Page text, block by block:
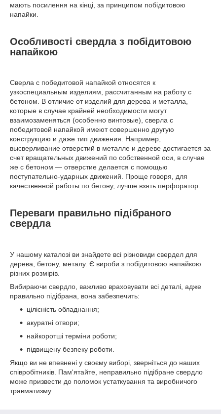
мають посилення на кінці, за принципом побідитовою
напайки.
Особливості свердла з побідитовою
напайкою
Сверла с победитовой напайкой относятся к
узкоспециальным изделиям, рассчитанным на работу с
бетоном. В отличие от изделий для дерева и металла,
которые в случае крайней необходимости могут
взаимозаменяться (особенно винтовые), сверла с
победитовой напайкой имеют совершенно другую
конструкцию и даже тип движения. Например,
высверливание отверстий в металле и дереве достигается за
счет вращательных движений по собственной оси, в случае
же с бетоном — отверстие делается с помощью
поступательно-ударных движений. Проще говоря, для
качественной работы по бетону, лучше взять перфоратор.
Переваги правильно підібраного
свердла
У нашому каталозі ви знайдете всі різновиди свердел для
дерева, бетону, металу. Є вироби з побідитовою напайкою
різних розмірів.
Вибираючи свердло, важливо враховувати всі деталі, адже
правильно підібрана, вона забезпечить:
цілісність обладнання;
акуратні отвори;
найкоротші терміни роботи;
підвищену безпеку роботи.
Якщо ви не впевнені у своєму виборі, зверніться до наших
співробітників. Пам'ятайте, неправильно підібране свердло
може призвести до поломок устаткування та виробничого
травматизму.